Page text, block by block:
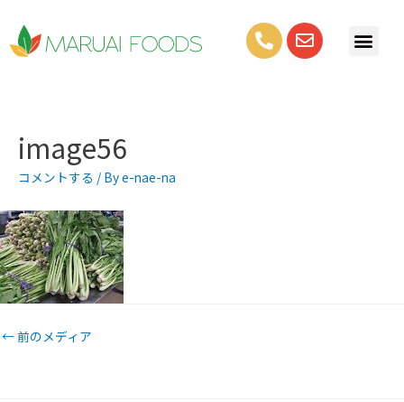
image56
コメントする / Bye-nae-na
←前のメディア